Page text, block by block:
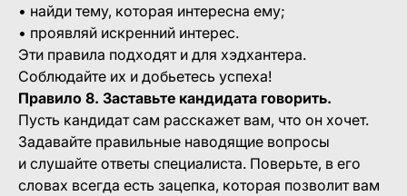
• найди тему, которая интересна ему;
• проявляй искренний интерес.
Эти правила подходят и для хэдхантера.
Соблюдайте их и добьетесь успеха!
Правило 8. Заставьте кандидата говорить.
Пусть кандидат сам расскажет вам, что он хочет.
Задавайте правильные наводящие вопросы
и слушайте ответы специалиста. Поверьте, в его
словах всегда есть зацепка, которая позволит вам